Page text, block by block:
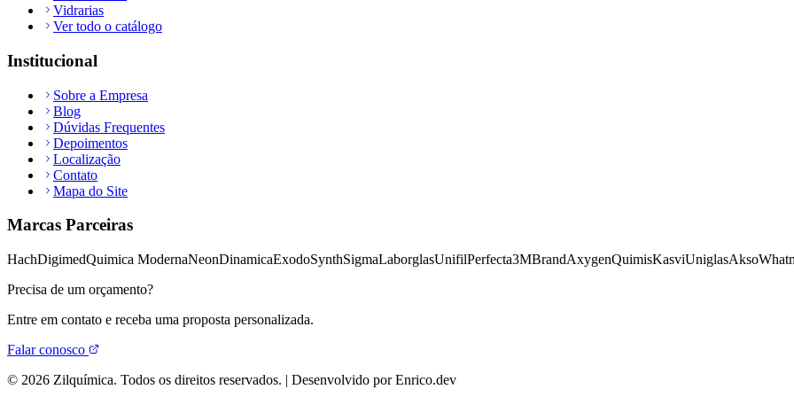
Vidrarias
Ver todo o catálogo
Institucional
Sobre a Empresa
Blog
Dúvidas Frequentes
Depoimentos
Localização
Contato
Mapa do Site
Marcas Parceiras
HachDigimedQuimica ModernaNeonDinamicaExodoSynthSigmaLaborglasUnifilPerfecta3MBrandAxygenQuimisKasviUniglasAkso
Precisa de um orçamento?
Entre em contato e receba uma proposta personalizada.
Falar conosco
© 2026 Zilquímica. Todos os direitos reservados. | Desenvolvido por Enrico.dev